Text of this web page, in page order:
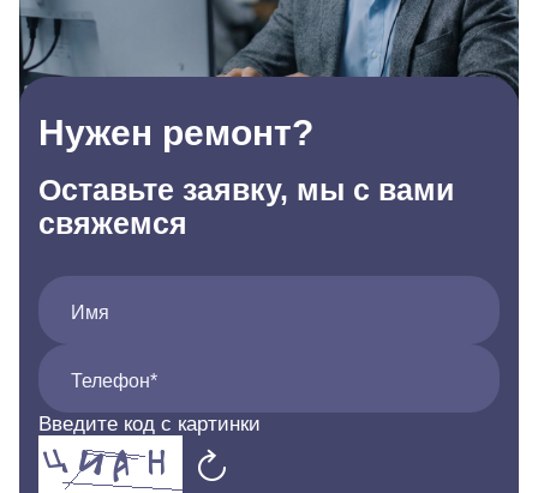
Нужен ремонт?
Оставьте заявку, мы с вами
свяжемся
Имя
Телефон*
Введите код с картинки